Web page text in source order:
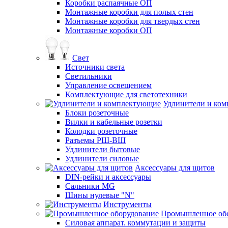
Коробки распаячные ОП
Монтажные коробки для полых стен
Монтажные коробки для твердых стен
Монтажные коробки ОП
Свет
Источники света
Светильники
Управление освещением
Комплектующие для светотехники
Удлинители и
Блоки розеточные
Вилки и кабельные розетки
Колодки розеточные
Разъемы РШ-ВШ
Удлинители бытовые
Удлинители силовые
Аксессуары для щитов
DIN-рейки и аксессуары
Сальники MG
Шины нулевые "N"
Инструменты
Промышленное
Силовая аппарат. коммутации и защиты